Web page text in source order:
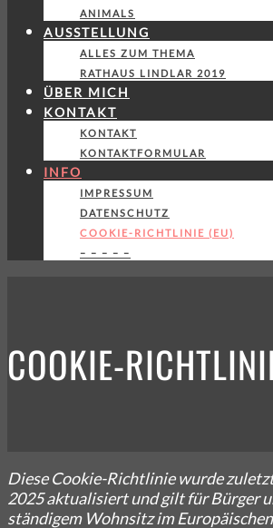
ANIMALS
AUSSTELLUNG
ALLES ZUM THEMA
RATHAUS LINDLAR 2019
ÜBER MICH
KONTAKT
KONTAKT
KONTAKTFORMULAR
INFO
IMPRESSUM
DATENSCHUTZ
COOKIE-RICHTLINIE (EU)
– – – – –
COOKIE-
Diese Cookie-Richtlinie wurde
2025 aktualisiert und gilt für Bürger
ständigem Wohnsitz im